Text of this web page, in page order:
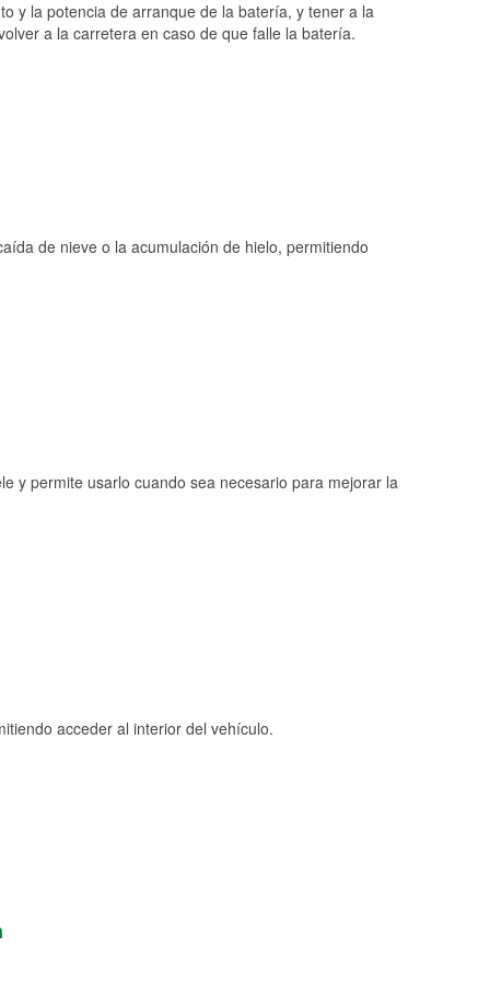
y la potencia de arranque de la batería, y tener a la
a la carretera en caso de que falle la batería.
de nieve o la acumulación de hielo, permitiendo
y permite usarlo cuando sea necesario para mejorar la
acceder al interior del vehículo.